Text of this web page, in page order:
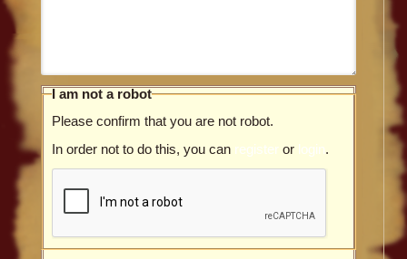
I am not a robot
Please confirm that you are not robot.
In order not to do this, you can register or login.